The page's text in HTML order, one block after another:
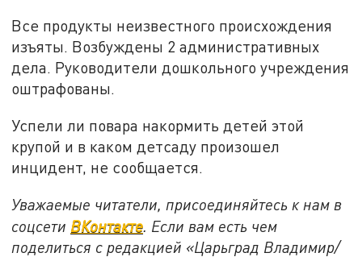
Все продукты неизвестного происхождения
изъяты. Возбуждены 2 административных
дела. Руководители дошкольного учреждения
оштрафованы.
Успели ли повара накормить детей этой
крупой и в каком детсаду произошел
инцидент, не сообщается.
Уважаемые читатели, присоединяйтесь к нам в
соцсети ВКонтакте . Если вам есть чем
поделиться с редакцией «Царьград Владимир/